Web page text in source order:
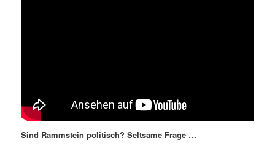
Sind Rammstein politisch? Seltsame Frage …